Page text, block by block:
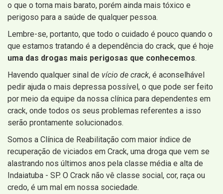
o que o torna mais barato, porém ainda mais tóxico e
perigoso para a saúde de qualquer pessoa.
Lembre-se, portanto, que todo o cuidado é pouco quando o
que estamos tratando é a dependência do crack, que é hoje
uma das drogas mais perigosas que conhecemos.
Havendo qualquer sinal de vício de crack, é aconselhável
pedir ajuda o mais depressa possível, o que pode ser feito
por meio da equipe da nossa clínica para dependentes em
crack, onde todos os seus problemas referentes a isso
serão prontamente solucionados.
Somos a Clínica de Reabilitação com maior índice de
recuperação de viciados em Crack, uma droga que vem se
alastrando nos últimos anos pela classe média e alta de
Indaiatuba - SP. O Crack não vê classe social, cor, raça ou
credo, é um mal em nossa sociedade.